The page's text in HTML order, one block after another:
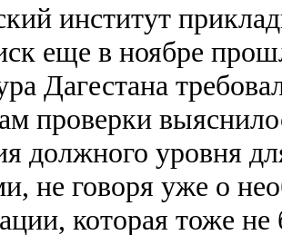
институт
еще в ноябре
Дагестана
проверки
должного уровня
не говоря уже о
которая тоже